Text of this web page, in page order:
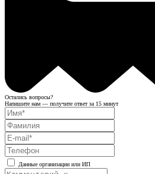
Остались вопросы?
Напишите нам — получите ответ за 15 минут
Данные организации или ИП